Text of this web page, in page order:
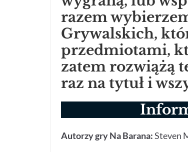
razem
Grywalskich,
przedmiotami,
zatem rozwiążą
raz na tytuł i
Autorzy gryNa Barana:Steven